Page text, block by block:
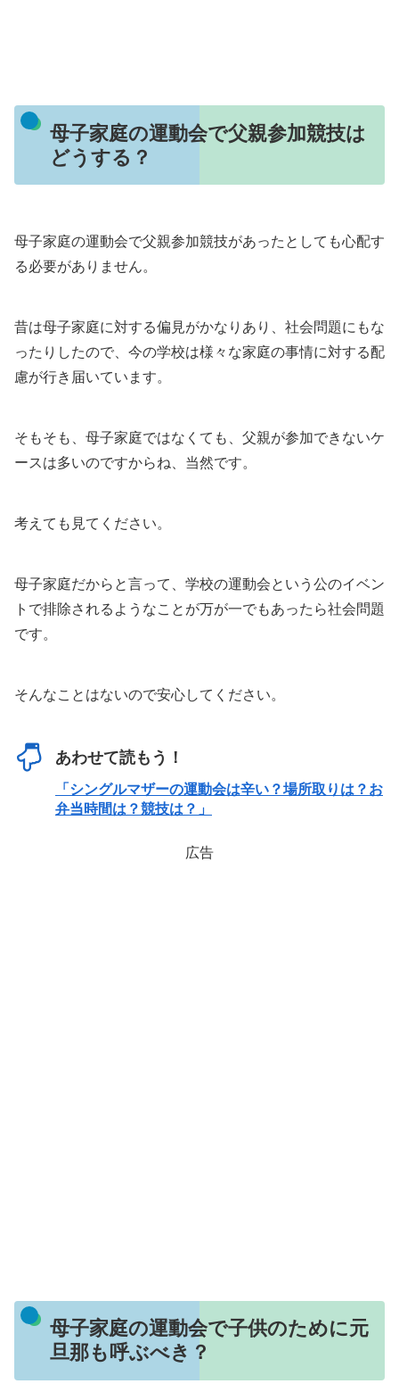
母子家庭の運動会で父親参加競技は
どうする？
母子家庭の運動会で父親参加競技があったとしても心配す
る必要がありません。
昔は母子家庭に対する偏見がかなりあり、社会問題にもな
ったりしたので、今の学校は様々な家庭の事情に対する配
慮が行き届いています。
そもそも、母子家庭ではなくても、父親が参加できないケ
ースは多いのですからね、当然です。
考えても見てください。
母子家庭だからと言って、学校の運動会という公のイベン
トで排除されるようなことが万が一でもあったら社会問題
です。
そんなことはないので安心してください。
あわせて読もう！
「シングルマザーの運動会は辛い？場所取りは？お
弁当時間は？競技は？」
広告
母子家庭の運動会で子供のために元
旦那も呼ぶべき？